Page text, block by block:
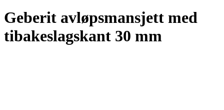
Geberit avløpsmansjett med
tibakeslagskant 30 mm